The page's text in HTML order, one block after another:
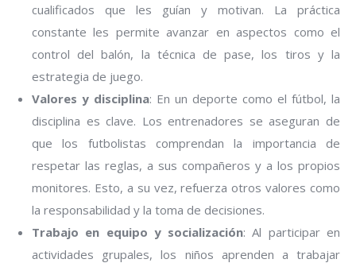
cualificados que les guían y motivan. La práctica
constante les permite avanzar en aspectos como el
control del balón, la técnica de pase, los tiros y la
estrategia de juego.
Valores y disciplina: En un deporte como el fútbol, la
disciplina es clave. Los entrenadores se aseguran de
que los futbolistas comprendan la importancia de
respetar las reglas, a sus compañeros y a los propios
monitores. Esto, a su vez, refuerza otros valores como
la responsabilidad y la toma de decisiones.
Trabajo en equipo y socialización: Al participar en
actividades grupales, los niños aprenden a trabajar